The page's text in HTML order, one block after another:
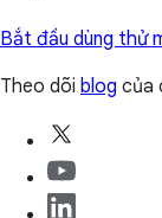
Bắt đầu dùng thử
Theo dõi blog của